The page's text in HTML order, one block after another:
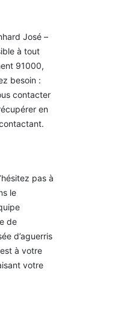
José –
à tout
91000,
besoin :
contacter
en
pas à
le
de
d’aguerris
à votre
votre